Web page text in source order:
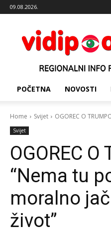
09.08.2026.
POČETNA NOVOSTI
Home Svijet OGOREC O
Svijet
OGOREC O
“Nema tu
moralno
život”